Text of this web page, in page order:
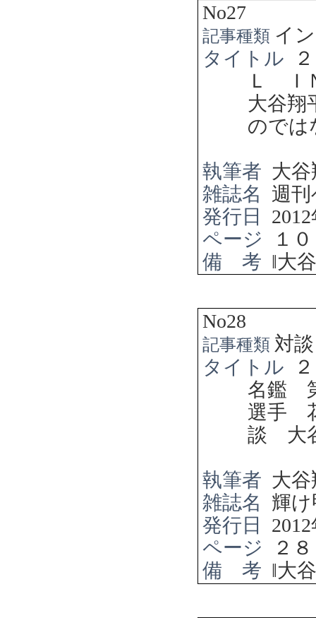
No27
記事種類 イ
タイトル
Ｌ Ｉ
大谷翔
のでは
執筆者 大
雑誌名
週
発行日
2012
ページ
１
備 考 ‖大
No28
記事種類 対談
タイトル
名鑑
選手
談 大
執筆者 大
雑誌名
輝
発行日
2012
ページ
２８
備 考 ‖大